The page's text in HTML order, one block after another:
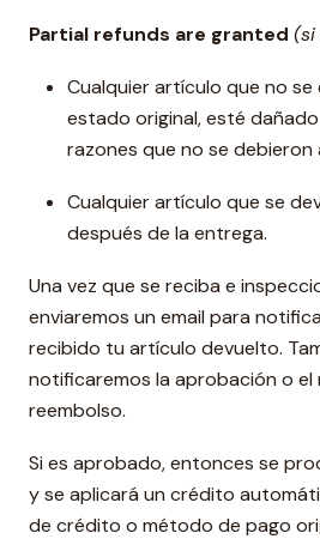
Partial refunds are granted (si
Cualquier artículo que no se
estado original, esté
razones que no se debieron
Cualquier artículo que se
después de la entrega.
Una vez que se reciba e
enviaremos un email para
recibido tu artículo devuelto.
notificaremos la aprobación o el
reembolso.
Si es aprobado, entonces se
y se aplicará un crédito
de crédito o método de pago